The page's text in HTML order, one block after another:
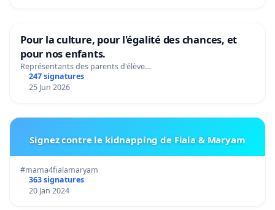
Pour la culture, pour l'égalité des chances, et
pour nos enfants.
Représentants des parents d'élève…
247 signatures
25 Jun 2026
Signez contre le kidnapping de Fiala & Maryam
#mama4fialamaryam
363 signatures
20 Jan 2024